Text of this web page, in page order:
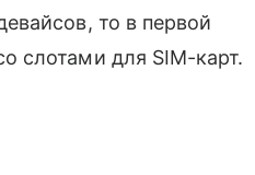
то в первой
слотами для SIM-карт.